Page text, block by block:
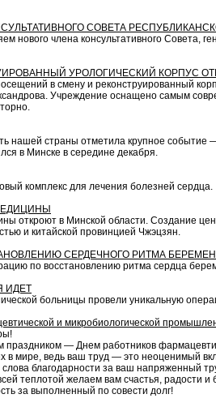
СОВЕТА
нового члена кон­суль­та­тив­но­го Со­ве­та,
УРОЛОГИЧЕСКИЙ КОРПУС
в смену и реконструированный
Учреждение оснащено самым
нашей страны отметила крупное событие
в Минске в середине декабря.
комплекс для лечения болезней сердца.
откроют в Минской области. Создание
и китайской провинцией Чжэцзян.
СЕРДЕЧНОГО РИТМА
по восстановлению ритма сердца
ИДЕТ
больницы провели уникальную
и микробиологической
— Днем работников
мире, ведь ваш труд — это неоценимый
благодарности за ваш напряженный
теплотой желаем вам счастья, радости
за выполненный по совести долг!